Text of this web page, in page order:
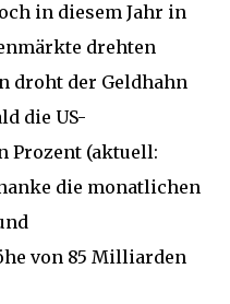
in diesem Jahr in
drehten
droht der Geldhahn
die US-
Prozent (aktuell:
die monatlichen
von 85 Milliarden